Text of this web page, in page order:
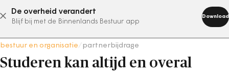
De overheid verandert
Blijf bij met de Binnenlands Bestuur app
Download
abonneer nu
bestuur en organisatie partnerbijdrage
Studeren kan altijd en overal